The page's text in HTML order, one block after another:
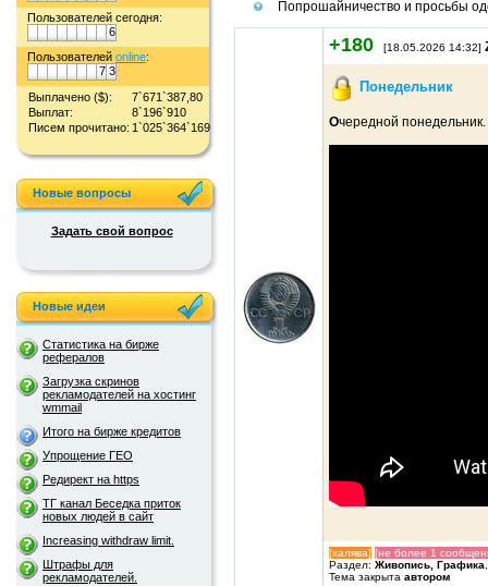
Пользователей сегодня:
6
Пользователей online:
7 3
Выплачено ($):
7`671`387,80
Выплат:
8`196`910
Писем прочитано: 1`025`364`169
Новые вопросы
Задать свой вопрос
Новые идеи
Статистика на бирже
рефералов
Загрузка скринов
рекламодателей на хостинг
wmmail
Итого на бирже кредитов
Упрощение ГЕО
Редирект на https
ТГ канал Беседка приток
новых людей в сайт
Increasing withdraw limit.
Штрафы для
рекламодателей.
Попрошайничество и просьбы
+180 [18.05.2026 14:32]
Понедельник
Очередной
[халява] [не более 1
Раздел: Живопись, Графика
Тема закрыта автором